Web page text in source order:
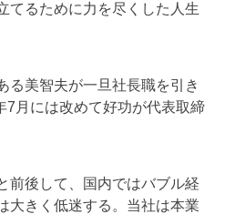
てるために力を尽くした人生
る美智夫が一旦社長職を引き
7月には改めて好功が代表取締
前後して、国内ではバブル経
大きく低迷する。当社は本業